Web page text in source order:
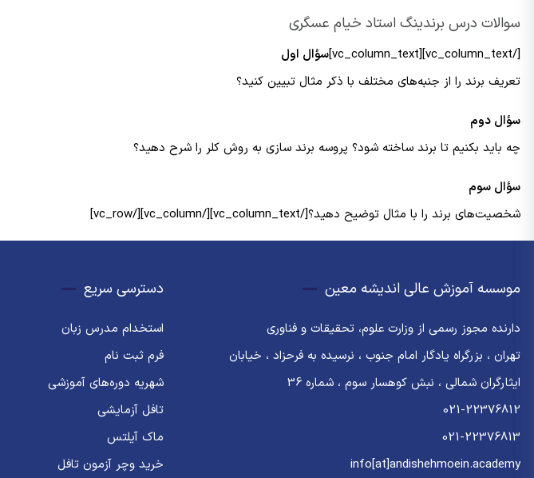
سوالات درس برندینگ استاد خیام عسگری
[/vc_column_text][vc_column_text]
سؤال اول
تعریف برند را از جنبه‌های مختلف با ذکر مثال تبیین کنید؟
سؤال دوم
چه باید بکنیم تا برند ساخته شود؟ پروسه برند سازی به روش کلر را شرح دهید؟
سؤال سوم
شخصیت‌های برند را با مثال توضیح دهید؟[/vc_column_text][/vc_column][/vc_row]
موسسه آموزش عالی اندیشه معین
دارنده مجوز رسمی از وزارت علوم، تحقیقات و فناوری
تهران ، بزرگراه یادگار امام جنوب ، نرسیده به فرحزاد ، خیابان
ایثارگران شمالی ، نبش کوهسار سوم ، شماره 36
021-22376812
021-22376813
info[at]andishehmoein.academy
دسترسی سریع
استخدام مدرس زبان
فرم ثبت نام
شهریه دوره‌های آموزشی
تافل آزمایشی
ماک آیلتس
خرید وچر آزمون تافل